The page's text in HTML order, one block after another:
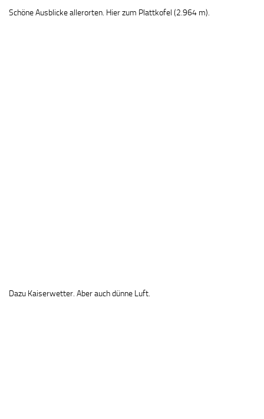
Schöne Ausblicke allerorten. Hier zum Plattkofel (2.964 m).
Dazu Kaiserwetter. Aber auch dünne Luft.